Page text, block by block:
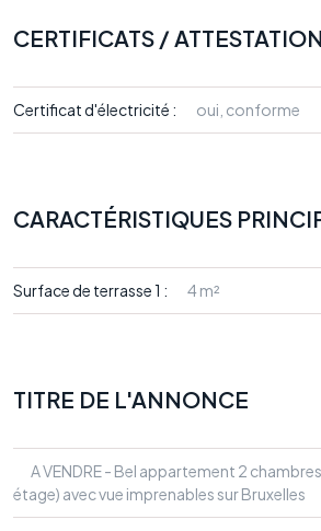
CERTIFICATS /
Certificat d'électricité : oui, conforme
CARACTÉRISTIQUES
Surface de terrasse 1 : 4 m²
TITRE DE L'ANNONCE
A VENDRE - Bel appartement 2
étage) avec vue imprenables sur Bruxelles